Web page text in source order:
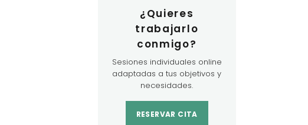
¿Quieres
trabajarlo
conmigo?
Sesiones individuales online
adaptadas a tus objetivos y
necesidades.
RESERVAR CITA